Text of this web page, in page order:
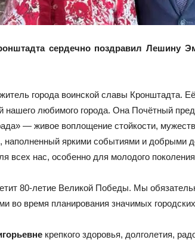
сердечно поздравил Лешину
города воинской славы Кронштадта.
нашего любимого города. Она Почётный
— живое воплощение стойкости,
наполненный яркими событиями и добрыми
всех нас, особенно для молодого
80-летие Великой Победы. Мы
во время планирования значимых
крепкого здоровья, долголетия,